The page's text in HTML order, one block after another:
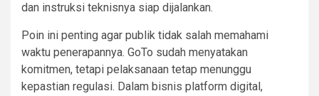
dan instruksi teknisnya siap dijalankan.
Poin ini penting agar publik tidak salah memahami
waktu penerapannya. GoTo sudah menyatakan
komitmen, tetapi pelaksanaan tetap menunggu
kepastian regulasi. Dalam bisnis platform digital,